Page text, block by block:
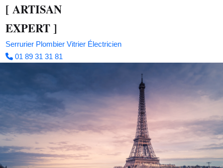
[ ARTISAN
EXPERT]
Serrurier Plombier Vitrier Électricien
01 89 31 31 81